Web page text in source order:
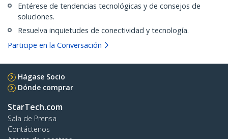
Entérese de tendencias tecnológicas y de consejos de
soluciones.
Resuelva inquietudes de conectividad y tecnología.
Participe en la Conversación
Hágase Socio
Dónde comprar
StarTech.com
Sala de Prensa
Contáctenos